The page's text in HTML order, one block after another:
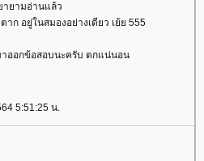
ายามอ่านแล้ว
ก อยู่ในสมองอย่างเดียว เย้ย 555
าออกข้อสอบนะครับ ตกแน่นอน
5:51:25 น.